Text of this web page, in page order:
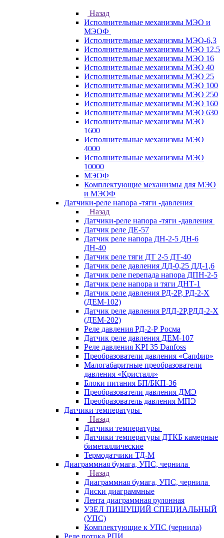
Назад
Исполнительные механизмы МЭО и
МЭОФ
Исполнительные механизмы МЭО-6,3
Исполнительные механизмы МЭО 12,5
Исполнительные механизмы МЭО 16
Исполнительные механизмы МЭО 40
Исполнительные механизмы МЭО 25
Исполнительные механизмы МЭО 100
Исполнительные механизмы МЭО 250
Исполнительные механизмы МЭО 160
Исполнительные механизмы МЭО 630
Исполнительные механизмы МЭО
1600
Исполнительные механизмы МЭО
4000
Исполнительные механизмы МЭО
10000
МЭОФ
Комплектующие механизмы для МЭО
и МЭОФ
Датчики-реле напора -тяги -давления
Назад
Датчики-реле напора -тяги -давления
Датчик реле ДЕ-57
Датчик реле напора ДН-2-5 ДН-6
ДН-40
Датчик реле тяги ДТ 2-5 ДТ-40
Датчик реле давления ДД-0,25 ДД-1,6
Датчик реле перепада напора ДПН-2-5
Датчик реле напора и тяги ДНТ-1
Датчик реле давления РД-2Р, РД-2-Х
(ДЕМ-102)
Датчик реле давления РДД-2Р,РДД-2-Х
(ДЕМ-202)
Реле давления РД-2-Р Росма
Датчик реле давления ДЕМ-107
Реле давления KPI 35 Danfoss
Преобразователи давления «Сапфир»
Малогабаритные преобразователи
давления «Кристалл»
Блоки питания БП/БКП-36
Преобразователи давления ДМЭ
Преобразователь давления МПЭ
Датчики температуры
Назад
Датчики температуры
Датчики температуры ДТКБ камерные
биметаллические
Термодатчики ТД-М
Диаграммная бумага, УПС, чернила
Назад
Диаграммная бумага, УПС, чернила
Диски диаграммные
Лента диаграммная рулонная
УЗЕЛ ПИШУЩИЙ СПЕЦИАЛЬНЫЙ
(УПС)
Комплектующие к УПС (чернила)
Реле потока РПИ